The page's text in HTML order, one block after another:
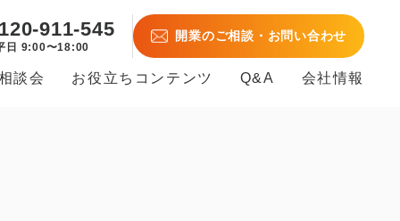
911-545
日 9:00〜18:00
開業のご相談・お問い合わせ
談会 お役立ちコンテンツ Q&A 会社情報